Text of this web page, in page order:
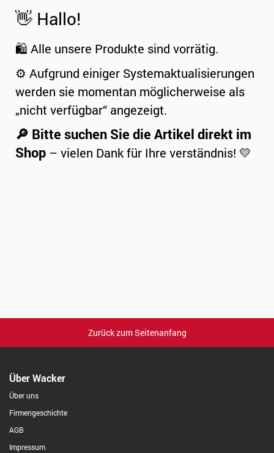
👋 Hallo!
🛍️ Alle unsere Produkte sind vorrätig.
⚙️ Aufgrund einiger Systemaktualisierungen
werden sie momentan möglicherweise als
„nicht verfügbar“ angezeigt.
🔎 Bitte suchen Sie die Artikel direkt im
Shop – vielen Dank für Ihre verständnis! 💛
Zurück zum Seitenanfang
Über Wacker
Über uns
Firmengeschichte
AGB
Impressum